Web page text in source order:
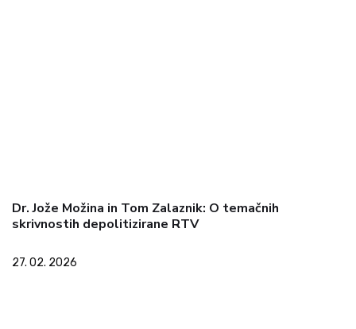
Dr. Jože Možina in Tom Zalaznik: O temačnih
skrivnostih depolitizirane RTV
27. 02. 2026